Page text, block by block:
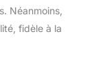
contre
Néanmoins,
fidèle à la